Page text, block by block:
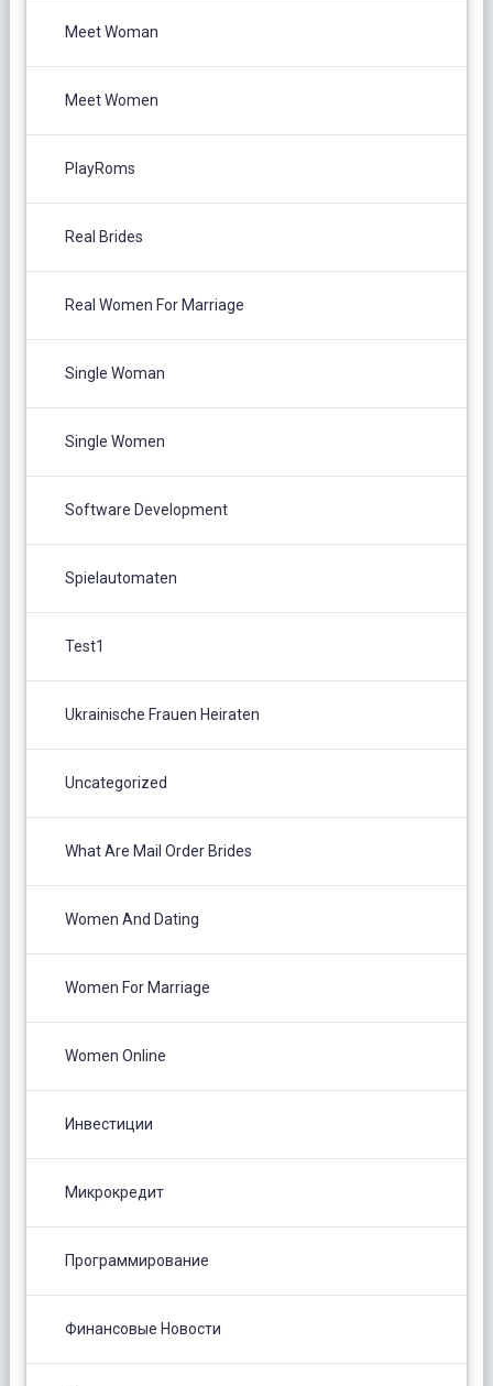
Meet Woman
Meet Women
PlayRoms
Real Brides
Real Women For Marriage
Single Woman
Single Women
Software Development
Spielautomaten
Test1
Ukrainische Frauen Heiraten
Uncategorized
What Are Mail Order Brides
Women And Dating
Women For Marriage
Women Online
Инвестиции
Микрокредит
Программирование
Финансовые Новости